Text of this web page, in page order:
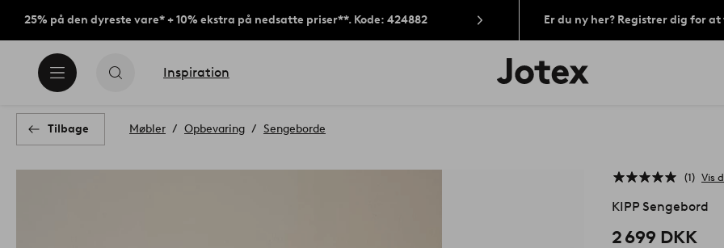
25% på den dyreste vare* + 10% ekstra på nedsatte priser**. Kode: 424882 Er du ny her? Registrer dig for
Inspiration
Jotex
logo
Tilbage Møbler Opbevaring Sengeborde
1 Vis
KIPP Sengebord
2 699 DKK